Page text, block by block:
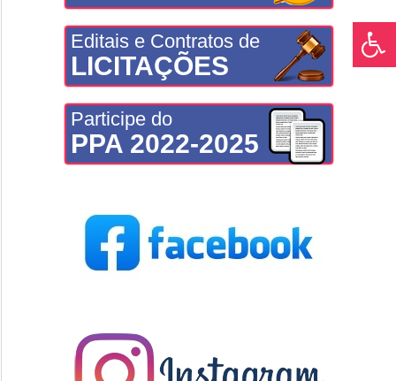
Editais e Contratos de
LICITAÇÕES
Participe do
PPA 2022-2025